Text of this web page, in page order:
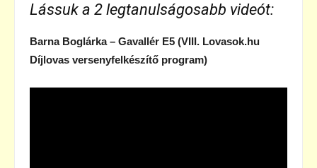
Lássuk a 2 legtanulságosabb videót:
Barna Boglárka – Gavallér E5 (VIII. Lovasok.hu
Díjlovas versenyfelkészítő program)